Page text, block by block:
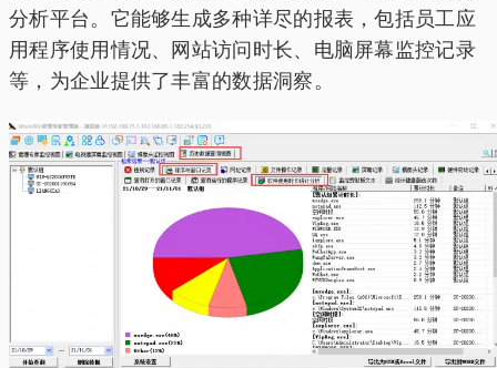
分析平台。它能够生成多种详尽的报表，包括员工应
用程序使用情况、网站访问时长、电脑屏幕监控记录
等，为企业提供了丰富的数据洞察。